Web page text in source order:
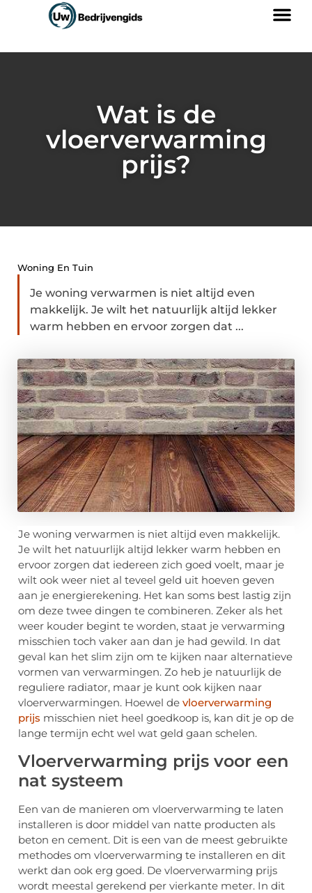
Wat is de
vloerverwarming
prijs?
Woning En Tuin
Je woning verwarmen is niet altijd even
makkelijk. Je wilt het natuurlijk altijd lekker
warm hebben en ervoor zorgen dat ...
Je woning verwarmen is niet altijd even makkelijk.
Je wilt het natuurlijk altijd lekker warm hebben en
ervoor zorgen dat iedereen zich goed voelt, maar je
wilt ook weer niet al teveel geld uit hoeven geven
aan je energierekening. Het kan soms best lastig zijn
om deze twee dingen te combineren. Zeker als het
weer kouder begint te worden, staat je verwarming
misschien toch vaker aan dan je had gewild. In dat
geval kan het slim zijn om te kijken naar alternatieve
vormen van verwarmingen. Zo heb je natuurlijk de
reguliere radiator, maar je kunt ook kijken naar
vloerverwarmingen. Hoewel de vloerverwarming
prijs misschien niet heel goedkoop is, kan dit je op de
lange termijn echt wel wat geld gaan schelen.
Vloerverwarming prijs voor een
nat systeem
Een van de manieren om vloerverwarming te laten
installeren is door middel van natte producten als
beton en cement. Dit is een van de meest gebruikte
methodes om vloerverwarming te installeren en dit
werkt dan ook erg goed. De vloerverwarming prijs
wordt meestal gerekend per vierkante meter. In dit